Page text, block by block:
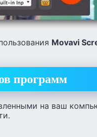
Movavi
программ
на ваш